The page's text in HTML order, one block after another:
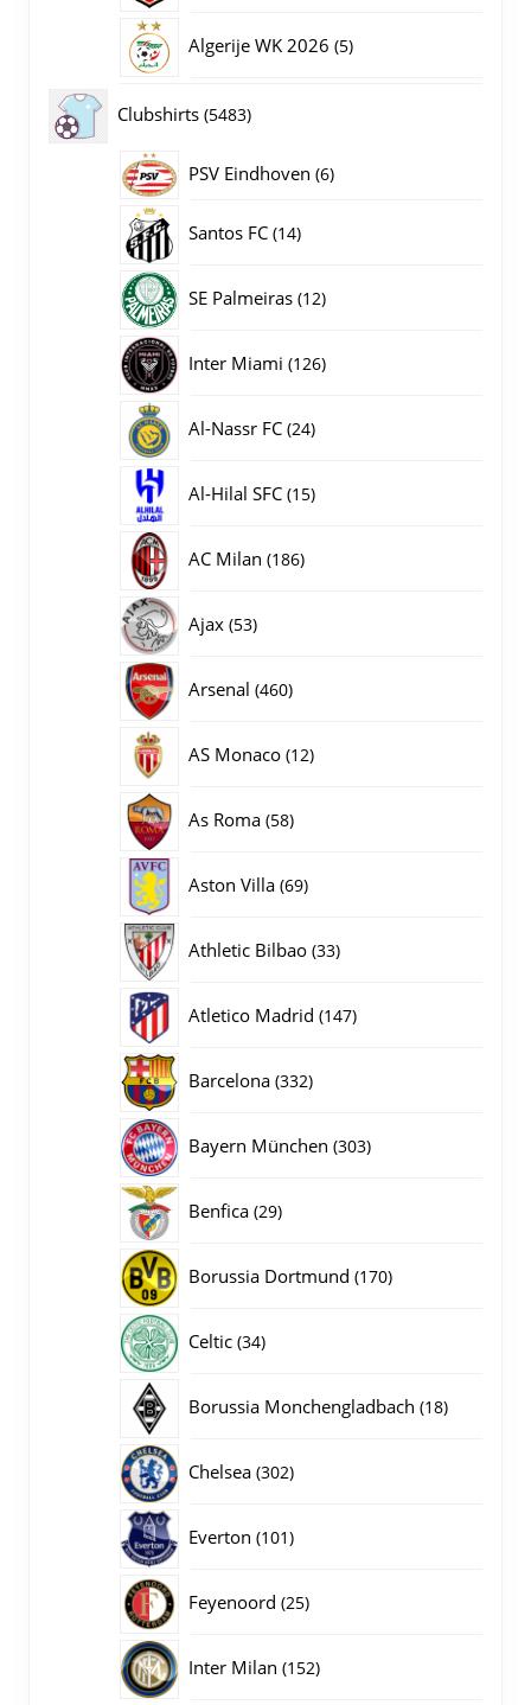
Algerije WK 2026 55
Clubshirts 54835483
producten
PSV Eindhoven 66
Santos FC 1414
SE Palmeiras 1212
Inter Miami 126126
Al-Nassr FC 2424
Al-Hilal SFC 1515
AC Milan 186186
Ajax 5353
Arsenal 460460
AS Monaco 1212
As Roma 5858
Aston Villa 6969
Athletic Bilbao 3333
Atletico Madrid 147147
Barcelona 332332
Bayern München 303303
Benfica 2929
Borussia Dortmund 170170
Celtic 3434
Borussia Monchengladbach 1818
Chelsea 302302
Everton 101101
Feyenoord 2525
Inter Milan 152152